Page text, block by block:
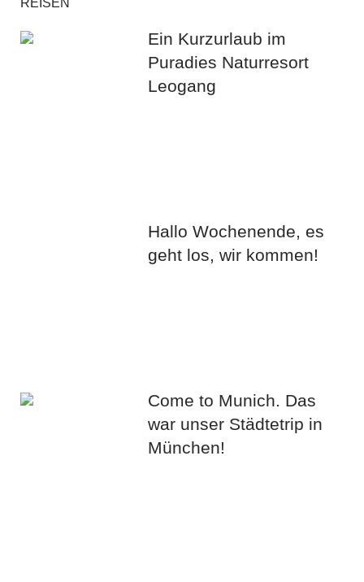
REISEN
Ein Kurzurlaub im
Puradies Naturresort
Leogang
Hallo Wochenende, es
geht los, wir kommen!
Come to Munich. Das
war unser Städtetrip in
München!